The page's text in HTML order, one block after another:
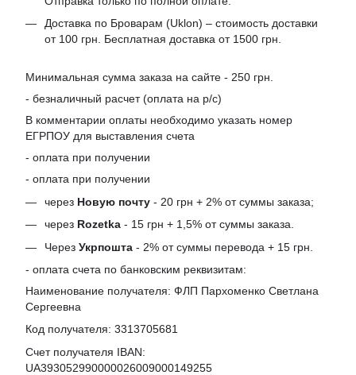
Доставка по Броварам (Uklon) – стоимость доставки
от 100 грн. Бесплатная доставка от 1500 грн.
Минимальная сумма заказа на сайте - 250 грн.
- безналичный расчет (оплата на р/с)
В комментарии оплаты необходимо указать номер
ЕГРПОУ для выставления счета
- оплата при получении
- оплата при получении
через Новую почту - 20 грн + 2% от суммы заказа;
через Rozetka - 15 грн + 1,5% от суммы заказа.
Через Укрпошта - 2% от суммы перевода + 15 грн.
- оплата счета по банковским реквизитам:
Наименование получателя: ФЛП Пархоменко Светлана
Сергеевна
Код получателя: 3313705681
Счет получателя IBAN:
UA393052990000026009000149255